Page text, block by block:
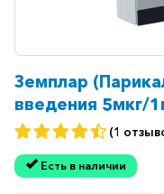
Земплар
введения 5мкг/
(1
Есть в наличии